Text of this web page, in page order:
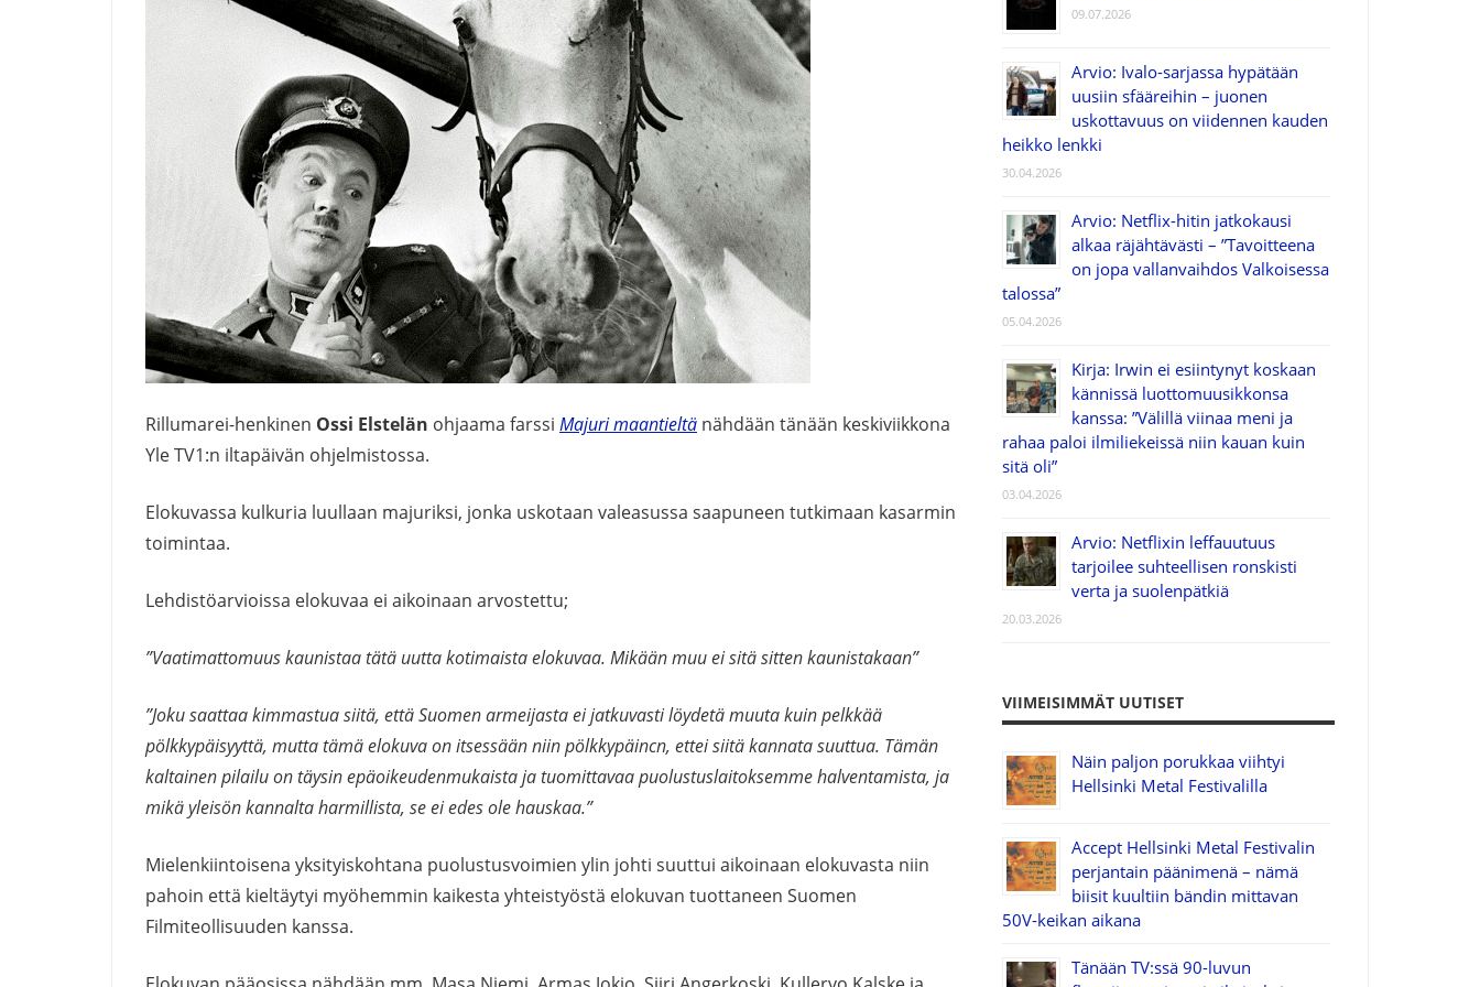
Rillumarei-henkinen Ossi Elstelän ohjaama farssi Majuri maantieltä nähdään tänään keskiviikkona
Yle TV1:n iltapäivän ohjelmistossa.
Elokuvassa kulkuria luullaan majuriksi, jonka uskotaan valeasussa saapuneen tutkimaan kasarmin
toimintaa.
Lehdistöarvioissa elokuvaa ei aikoinaan arvostettu;
”Vaatimattomuus kaunistaa tätä uutta kotimaista elokuvaa. Mikään muu ei sitä sitten kaunistakaan”
”Joku saattaa kimmastua siitä, että Suomen armeijasta ei jatkuvasti löydetä muuta kuin pelkkää
pölkkypäisyyttä, mutta tämä elokuva on itsessään niin pölkkypäincn, ettei siitä kannata suuttua. Tämän
kaltainen pilailu on täysin epäoikeudenmukaista ja tuomittavaa puolustuslaitoksemme halventamista, ja
mikä yleisön kannalta harmillista, se ei edes ole hauskaa.”
Mielenkiintoisena yksityiskohtana puolustusvoimien ylin johti suuttui aikoinaan elokuvasta niin
pahoin että kieltäytyi myöhemmin kaikesta yhteistyöstä elokuvan tuottaneen Suomen
Filmiteollisuuden kanssa.
09.07.2026
Arvio: Ivalo-sarjassa hypätään
uusiin sfääreihin – juonen
uskottavuus on viidennen kauden
heikko lenkki
30.04.2026
Arvio: Netflix-hitin jatkokausi
alkaa räjähtävästi – ”Tavoitteena
on jopa vallanvaihdos Valkoisessa
talossa”
05.04.2026
Kirja: Irwin ei esiintynyt koskaan
kännissä luottomuusikkonsa
kanssa: ”Välillä viinaa meni ja
rahaa paloi ilmiliekeissä niin kauan kuin
sitä oli”
03.04.2026
Arvio: Netflixin leffauutuus
tarjoilee suhteellisen ronskisti
verta ja suolenpätkiä
20.03.2026
VIIMEISIMMÄT UUTISET
Näin paljon porukkaa viihtyi
Hellsinki Metal Festivalilla
Accept Hellsinki Metal Festivalin
perjantain päänimenä – nämä
biisit kuultiin bändin mittavan
50V-keikan aikana
Tänään TV:ssä 90-luvun